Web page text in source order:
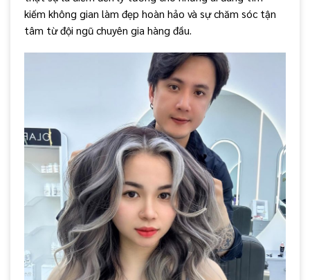
kiếm không gian làm đẹp hoàn hảo và sự chăm sóc tận
tâm từ đội ngũ chuyên gia hàng đầu.